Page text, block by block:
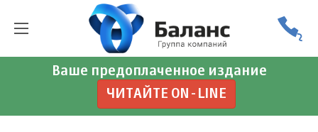
Ваше предоплаченное издание
ЧИТАЙТЕ ON-LINE